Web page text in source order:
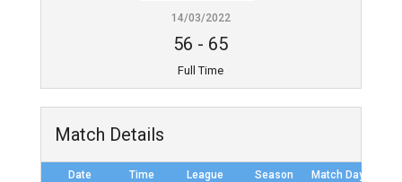
14/03/2022
56 - 65
Full Time
Match Details
Date Time League Season Match Day